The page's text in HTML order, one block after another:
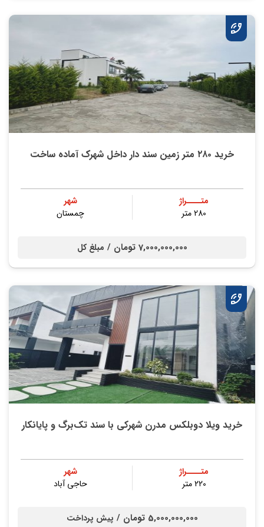
خريد ۲۸۰ متر زمین سند دار داخل شهرک آماده ساخت
متــــراژ
280 متر
شهر
چمستان
7,000,000,000 تومان / مبلغ کل
خريد ویلا دوبلکس مدرن شهرکی با سند تک‌برگ و پايانكار
متــــراژ
220 متر
شهر
حاجی آباد
5,000,000,000 تومان / پیش پرداخت